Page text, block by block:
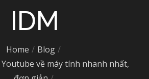
IDM
Home
Blog
Youtube về máy tính nhanh nhất,